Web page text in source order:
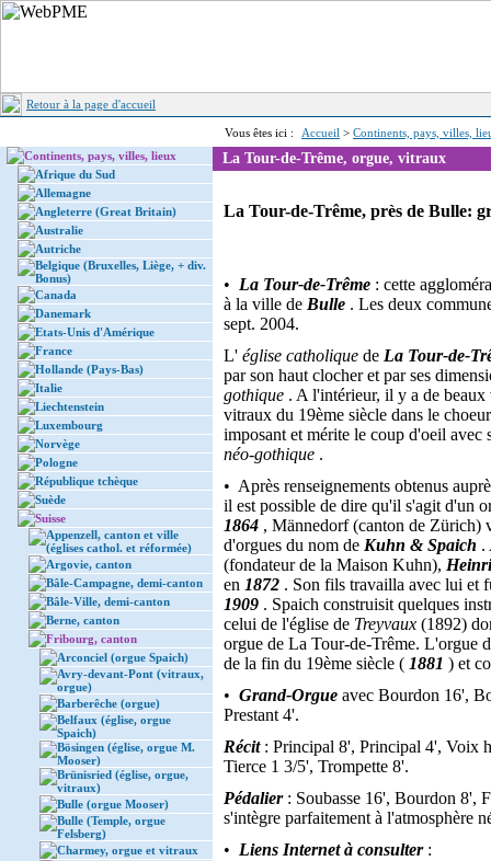
Retour à la page d'accueil
Vous êtes ici : Accueil > Continents, pays, villes,
Continents, pays, villes, lieux
Afrique du Sud
Allemagne
Angleterre (Great Britain)
Australie
Autriche
Belgique (Bruxelles, Liège, + div.
Bonus)
Canada
Danemark
Etats-Unis d'Amérique
France
Hollande (Pays-Bas)
Italie
Liechtenstein
Luxembourg
Norvège
Pologne
République tchèque
Suède
Suisse
Appenzell, canton et ville
(églises cathol. et réformée)
Argovie, canton
Bâle-Campagne, demi-canton
Bâle-Ville, demi-canton
Berne, canton
Fribourg, canton
Arconciel (orgue Spaich)
Avry-devant-Pont (vitraux,
orgue)
Barberêche (orgue)
Belfaux (église, orgue
Spaich)
Bösingen (église, orgue M.
Mooser)
Brünisried (église, orgue,
vitraux)
Bulle (orgue Mooser)
Bulle (Temple, orgue
Felsberg)
Charmey, orgue et vitraux
La Tour-de-Trême, orgue, vitraux
La Tour-de-Trême, près de Bulle:
• La Tour-de-Trême : cette
à la ville de Bulle . Les deux
sept. 2004.
L' église catholique de La Tour-de-
par son haut clocher et par ses
gothique . A l'intérieur, il y a de beaux
vitraux du 19ème siècle dans le
imposant et mérite le coup d'oeil avec
néo-gothique .
• Après renseignements obtenus
il est possible de dire qu'il s'agit d'un
1864 , Männedorf (canton de Zürich)
d'orgues du nom de Kuhn & Spaich .
(fondateur de la Maison Kuhn),
en 1872 . Son fils travailla avec lui et
1909 . Spaich construisit quelques
celui de l'église de Treyvaux (1892)
orgue de La Tour-de-Trême. L'orgue
de la fin du 19ème siècle ( 1881 ) et
• Grand-Orgue avec Bourdon 16',
Prestant 4'.
Récit : Principal 8', Principal 4', Voix
Tierce 1 3/5', Trompette 8'.
Pédalier : Soubasse 16', Bourdon 8',
s'intègre parfaitement à l'atmosphère
• Liens Internet à consulter :